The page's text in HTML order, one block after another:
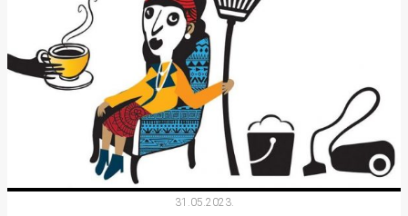
31.05.2023.